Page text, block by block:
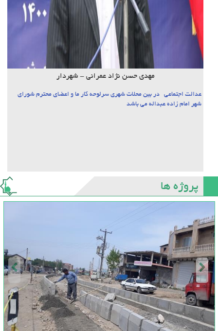
مهدی حسن نژاد عمرانی - شهردار
عدالت اجتماعی در بین محلات شهری سرلوحه کار ما و اعضای محترم شورای
شهر امام زاده عبداله می باشد
پروژه ها